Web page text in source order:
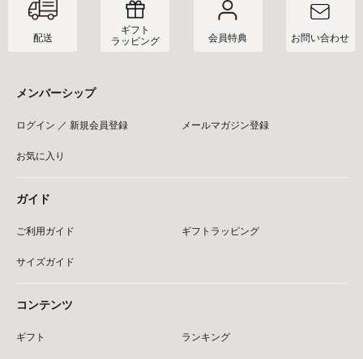
配送
ギフト
ラッピング
会員特典 お問い合わせ
メンバーシップ
ログイン ／ 新規会員登録 メールマガジン登録
お気に入り
ガイド
ご利用ガイド ギフトラッピング
サイズガイド
コンテンツ
ギフト ランキング